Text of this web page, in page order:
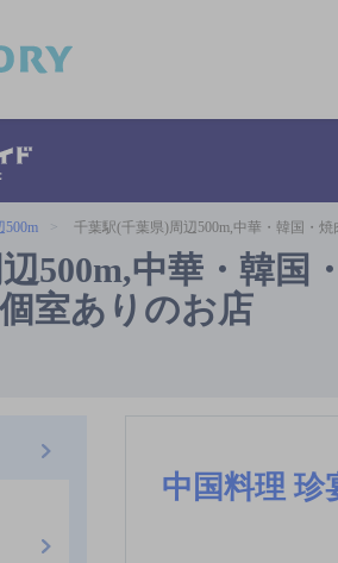
500m 千葉駅(千葉県)周辺500m,中華・韓国・
500m,中華・韓国
室ありのお店
中国料理 珍